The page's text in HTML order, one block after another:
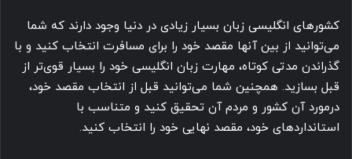
کشورهای انگلیسی زبان بسیار زیادی در دنیا وجود دارند که شما
می‌توانید از بین آنها مقصد خود را برای مسافرت انتخاب کنید و با
گذراندن مدتی کوتاه، مهارت زبان انگلیسی خود را بسیار قوی‌تر از
قبل بسازید. همچنین شما می‌توانید قبل از انتخاب مقصد خود،
درمورد آن کشور و مردم آن تحقیق کنید و متناسب با
استانداردهای خود، مقصد نهایی خود را انتخاب کنید.